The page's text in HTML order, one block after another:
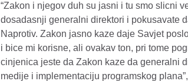
“Zakon i njegov duh su jasni i tu smo slicni
dosadasnji generalni direktori i pokusavate
Naprotiv. Zakon jasno kaze daje Savjet
i bice mi korisne, ali ovakav ton, pri tome
cinjenica jeste da Zakon kaze da generalni
medije i implementaciju programskog